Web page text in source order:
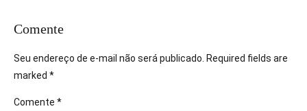
Comente
Seu endereço de e-mail não será publicado. Required fields are
marked *
Comente *